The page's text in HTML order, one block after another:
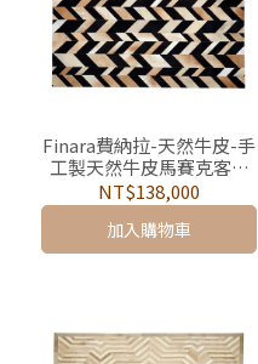
Finara費納拉-天然牛皮-手
工製天然牛皮馬賽克客廳
地毯-曼谷
NT$138,000
加入購物車